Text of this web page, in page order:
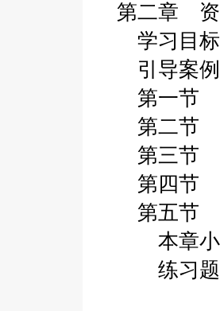
第二章 资
学习目标
引导案例
第一节
第二节
第三节
第四节
第五节
本章小
练习题